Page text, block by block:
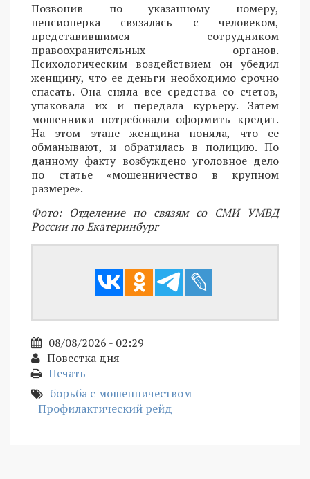
Позвонив по указанному номеру,
пенсионерка связалась с человеком,
представившимся сотрудником
правоохранительных органов.
Психологическим воздействием он убедил
женщину, что ее деньги необходимо срочно
спасать. Она сняла все средства со счетов,
упаковала их и передала курьеру. Затем
мошенники потребовали оформить кредит.
На этом этапе женщина поняла, что ее
обманывают, и обратилась в полицию. По
данному факту возбуждено уголовное дело
по статье «мошенничество в крупном
размере».
Фото: Отделение по связям со СМИ УМВД
России по Екатеринбург
08/08/2026 - 02:29
Повестка дня
Печать
борьба с мошенничеством
Профилактический рейд